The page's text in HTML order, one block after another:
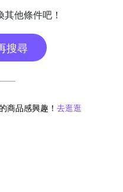
他條件吧！
搜尋
商品感興趣！ 去逛逛